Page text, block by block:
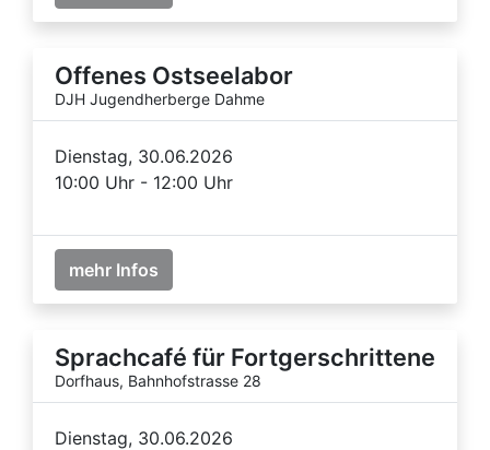
Offenes Ostseelabor
DJH Jugendherberge Dahme
Dienstag, 30.06.2026
10:00 Uhr - 12:00 Uhr
mehr Infos
Sprachcafé für Fortgerschrittene
Dorfhaus, Bahnhofstrasse 28
Dienstag, 30.06.2026